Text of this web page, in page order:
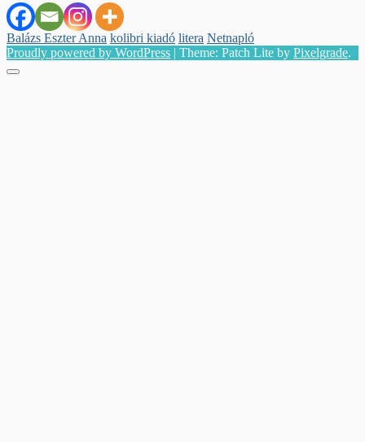
Tagged
with:
Balázs Eszter Anna kolibri kiadó litera Netnapló
Proudly powered by WordPress | Theme: Patch Lite by Pixelgrade.
Menu